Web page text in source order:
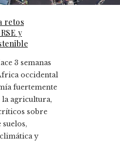
retos
y
3 semanas
occidental
fuertemente
la agricultura,
sobre
y